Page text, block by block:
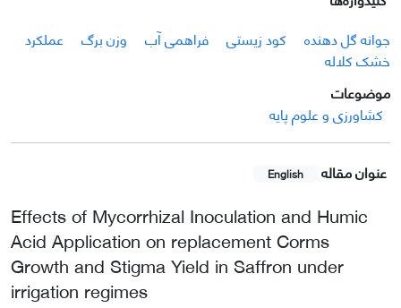
جوانه گل دهنده
کود زیستی فراهمی آب وزن برگ
عملکرد
خشک کلاله
موضوعات
کشاورزی و علوم پایه
عنوان مقاله English
Effects of Mycorrhizal Inoculation and Humic
Acid Application on replacement Corms
Growth and Stigma Yield in Saffron under
irrigation regimes